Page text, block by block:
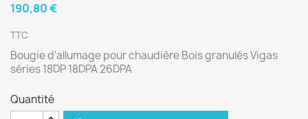
190,80 €
TTC
Bougie d'allumage pour chaudière Bois granulés Vigas
séries 18DP 18DPA 26DPA
Quantité